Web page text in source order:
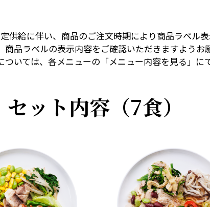
供給に伴い、商品のご注文時期により商品ラベル
商品ラベルの表示内容をご確認いただきますようお
ついては、各メニューの「メニュー内容を見る」に
セット内容（7食）